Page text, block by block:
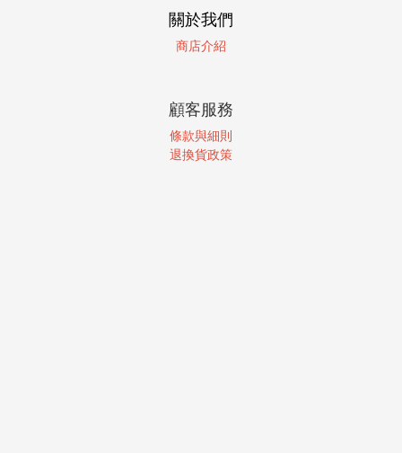
關於我們
商店介紹
顧客服務
條款與細則
退換貨政策